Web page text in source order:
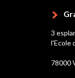
3
l'Ecole
78000